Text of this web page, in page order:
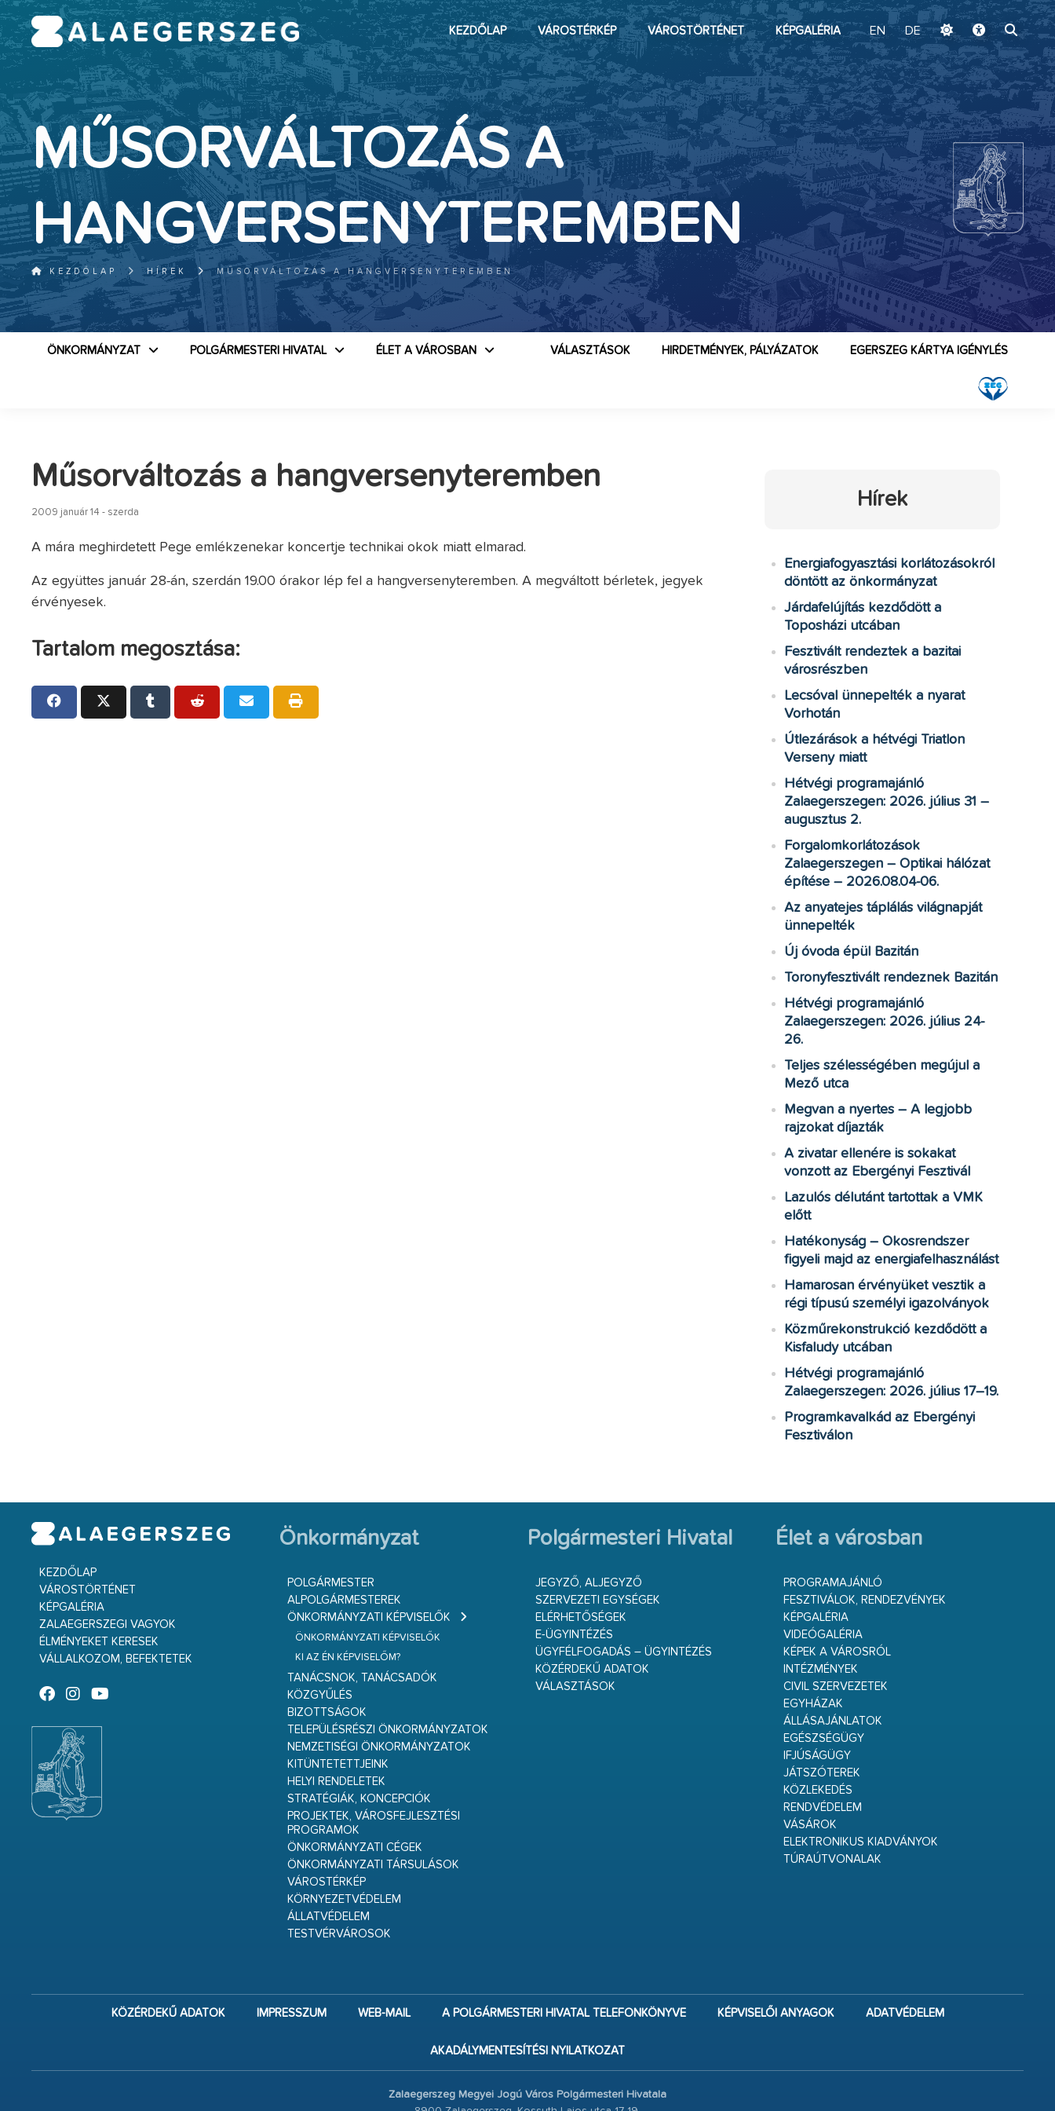
ugrás a fő tartalomhoz
KEZDŐLAP VÁROSTÉRKÉP VÁROSTÖRTÉNET KÉPGALÉRIA EN DE
MŰSORVÁLTOZÁS A
HANGVERSENYTEREMBEN
KEZDŐLAP HÍREK MŰSORVÁLTOZÁS A HANGVERSENYTEREMBEN
ÖNKORMÁNYZAT POLGÁRMESTERI HIVATAL ÉLET A VÁROSBAN EGERSZEG KÁRTYA IGÉNYLÉS
HIRDETMÉNYEK, PÁLYÁZATOK
VÁLASZTÁSOK
Műsorváltozás a hangversenyteremben
2009 január 14 - szerda
A mára meghirdetett Pege emlékzenekar koncertje technikai okok miatt elmarad.
Az együttes január 28-án, szerdán 19.00 órakor lép fel a hangversenyteremben. A megváltott bérletek, jegyek
érvényesek.
Tartalom megosztása:
Hírek
Energiafogyasztási korlátozásokról
döntött az önkormányzat
Járdafelújítás kezdődött a
Toposházi utcában
Fesztivált rendeztek a bazitai
városrészben
Lecsóval ünnepelték a nyarat
Vorhotán
Útlezárások a hétvégi Triatlon
Verseny miatt
Hétvégi programajánló
Zalaegerszegen: 2026. július 31 –
augusztus 2.
Forgalomkorlátozások
Zalaegerszegen – Optikai hálózat
építése – 2026.08.04-06.
Az anyatejes táplálás világnapját
ünnepelték
Új óvoda épül Bazitán
Toronyfesztivált rendeznek Bazitán
Hétvégi programajánló
Zalaegerszegen: 2026. július 24-
26.
Teljes szélességében megújul a
Mező utca
Megvan a nyertes – A legjobb
rajzokat díjazták
A zivatar ellenére is sokakat
vonzott az Ebergényi Fesztivál
Lazulós délutánt tartottak a VMK
előtt
Hatékonyság – Okosrendszer
figyeli majd az energiafelhasználást
Hamarosan érvényüket vesztik a
régi típusú személyi igazolványok
Közműrekonstrukció kezdődött a
Kisfaludy utcában
Hétvégi programajánló
Zalaegerszegen: 2026. július 17–19.
Programkavalkád az Ebergényi
Fesztiválon
KEZDŐLAP
VÁROSTÖRTÉNET
KÉPGALÉRIA
ZALAEGERSZEGI VAGYOK
ÉLMÉNYEKET KERESEK
VÁLLALKOZOM, BEFEKTETEK
Önkormányzat
POLGÁRMESTER
ALPOLGÁRMESTEREK
ÖNKORMÁNYZATI KÉPVISELŐK
ÖNKORMÁNYZATI KÉPVISELŐK
KI AZ ÉN KÉPVISELŐM?
TANÁCSNOK, TANÁCSADÓK
KÖZGYŰLÉS
BIZOTTSÁGOK
TELEPÜLÉSRÉSZI ÖNKORMÁNYZATOK
NEMZETISÉGI ÖNKORMÁNYZATOK
KITÜNTETETTJEINK
HELYI RENDELETEK
STRATÉGIÁK, KONCEPCIÓK
PROJEKTEK, VÁROSFEJLESZTÉSI
PROGRAMOK
ÖNKORMÁNYZATI CÉGEK
ÖNKORMÁNYZATI TÁRSULÁSOK
VÁROSTÉRKÉP
KÖRNYEZETVÉDELEM
ÁLLATVÉDELEM
TESTVÉRVÁROSOK
Polgármesteri Hivatal
JEGYZŐ, ALJEGYZŐ
SZERVEZETI EGYSÉGEK
ELÉRHETŐSÉGEK
E-ÜGYINTÉZÉS
ÜGYFÉLFOGADÁS – ÜGYINTÉZÉS
KÖZÉRDEKŰ ADATOK
VÁLASZTÁSOK
Élet a városban
PROGRAMAJÁNLÓ
FESZTIVÁLOK, RENDEZVÉNYEK
KÉPGALÉRIA
VIDEÓGALÉRIA
KÉPEK A VÁROSRÓL
INTÉZMÉNYEK
CIVIL SZERVEZETEK
EGYHÁZAK
ÁLLÁSAJÁNLATOK
EGÉSZSÉGÜGY
IFJÚSÁGÜGY
JÁTSZÓTEREK
KÖZLEKEDÉS
RENDVÉDELEM
VÁSÁROK
ELEKTRONIKUS KIADVÁNYOK
TÚRAÚTVONALAK
KÖZÉRDEKŰ ADATOK IMPRESSZUM WEB-MAIL A POLGÁRMESTERI HIVATAL TELEFONKÖNYVE KÉPVISELŐI ANYAGOK ADATVÉDELEM
AKADÁLYMENTESÍTÉSI NYILATKOZAT
Zalaegerszeg Megyei Jogú Város Polgármesteri Hivatala